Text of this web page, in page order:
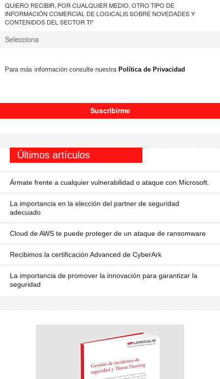
QUIERO RECIBIR, POR CUALQUIER MEDIO, OTRO TIPO DE
INFORMACIÓN COMERCIAL DE LOGICALIS SOBRE NOVEDADES Y
CONTENIDOS DEL SECTOR TI*
Para más información consulte nuestra Política de Privacidad
Últimos artículos
Ármate frente a cualquier vulnerabilidad o ataque con Microsoft.
La importancia en la elección del partner de seguridad
adecuado
Cloud de AWS te puede proteger de un ataque de ransomware
Recibimos la certificación Advanced de CyberArk
La importancia de promover la innovación para garantizar la
seguridad